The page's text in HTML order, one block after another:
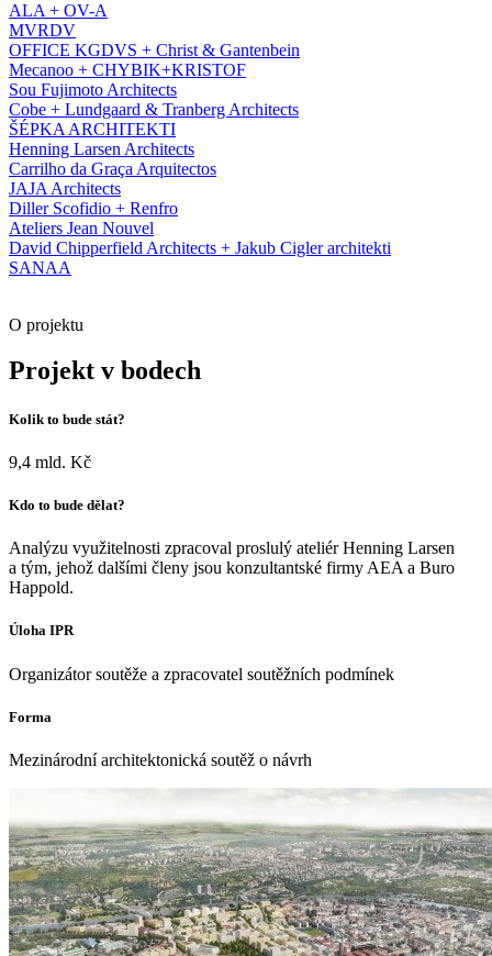
ALA + OV-A
MVRDV
OFFICE KGDVS + Christ & Gantenbein
Mecanoo + CHYBIK+KRISTOF
Sou Fujimoto Architects
Cobe + Lundgaard & Tranberg Architects
ŠÉPKA ARCHITEKTI
Henning Larsen Architects
Carrilho da Graça Arquitectos
JAJA Architects
Diller Scofidio + Renfro
Ateliers Jean Nouvel
David Chipperfield Architects + Jakub Cigler architekti
SANAA
O projektu
Projekt v bodech
Kolik to bude stát?
9,4 mld. Kč
Kdo to bude dělat?
Analýzu využitelnosti zpracoval proslulý ateliér Henning Larsen
a tým, jehož dalšími členy jsou konzultantské firmy AEA a Buro
Happold.
Úloha IPR
Organizátor soutěže a zpracovatel soutěžních podmínek
Forma
Mezinárodní architektonická soutěž o návrh